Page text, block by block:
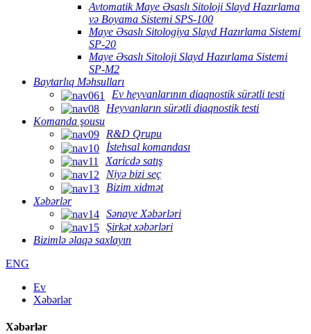
Avtomatik Maye Əsaslı Sitoloji Slayd Hazırlama
və Boyama Sistemi SPS-100
Maye Əsaslı Sitologiya Slayd Hazırlama Sistemi
SP-20
Maye Əsaslı Sitoloji Slayd Hazırlama Sistemi
SP-M2
Baytarlıq Məhsulları
Ev heyvanlarının diaqnostik sürətli testi
Heyvanların sürətli diaqnostik testi
Komanda şousu
R&D Qrupu
İstehsal komandası
Xaricdə satış
Niyə bizi seç
Bizim xidmət
Xəbərlər
Sənaye Xəbərləri
Şirkət xəbərləri
Bizimlə əlaqə saxlayın
ENG
Ev
Xəbərlər
Xəbərlər